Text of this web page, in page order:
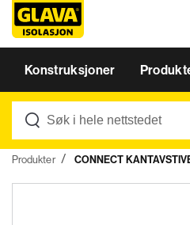
Konstruksjoner
Produkter CONNECT